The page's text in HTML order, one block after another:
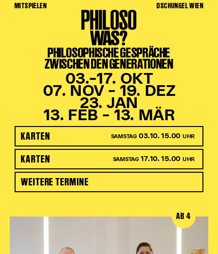
MITSPIELEN DSCHUNGEL WIEN
PHILOSO
WAS?
PHILOSOPHISCHE GESPRÄCHE
ZWISCHEN DEN GENERATIONEN
03.–17. OKT
07. NOV – 19. DEZ
23. JAN
13. FEB – 13. MÄR
KARTEN SAMSTAG 03.10. 15.00 UHR
KARTEN SAMSTAG 17.10. 15.00 UHR
WEITERE TERMINE
AB 4